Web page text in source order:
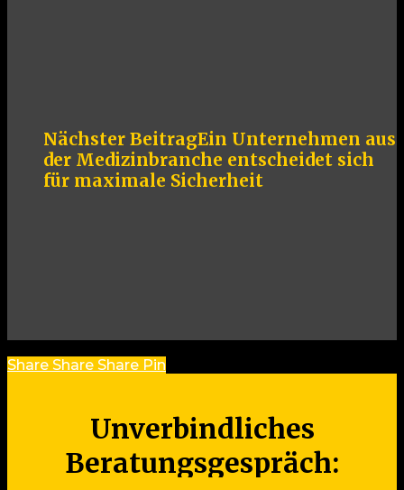
Nächster BeitragEin Unternehmen aus
der Medizinbranche entscheidet sich
für maximale Sicherheit
Share
Share Share Share Pin
Unverbindliches
Beratungsgespräch: